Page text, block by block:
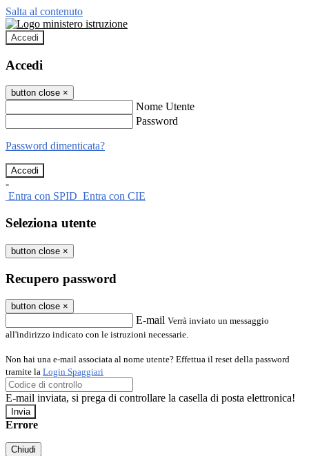
Salta al contenuto
Accedi
Accedi
button close ×
Nome Utente
Password
Password dimenticata?
-
Entra con SPID Entra con CIE
Seleziona utente
button close ×
Recupero password
button close ×
E-mail Verrà inviato un messaggio
all'indirizzo indicato con le istruzioni necessarie.
Non hai una e-mail associata al nome utente? Effettua il reset della password
tramite la Login Spaggiari
E-mail inviata, si prega di controllare la casella di posta elettronica!
Errore
Chiudi